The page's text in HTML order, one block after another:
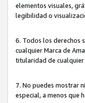
elementos visuales,
legibilidad o
6. Todos los derechos
cualquier Marca de
titularidad de cualquier
7. No puedes mostrar
especial, a menos que